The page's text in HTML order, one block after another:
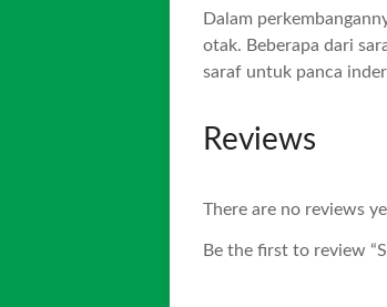
Dalam
otak. Beberapa dari
saraf untuk panca
Reviews
There are no reviews
Be the first to review